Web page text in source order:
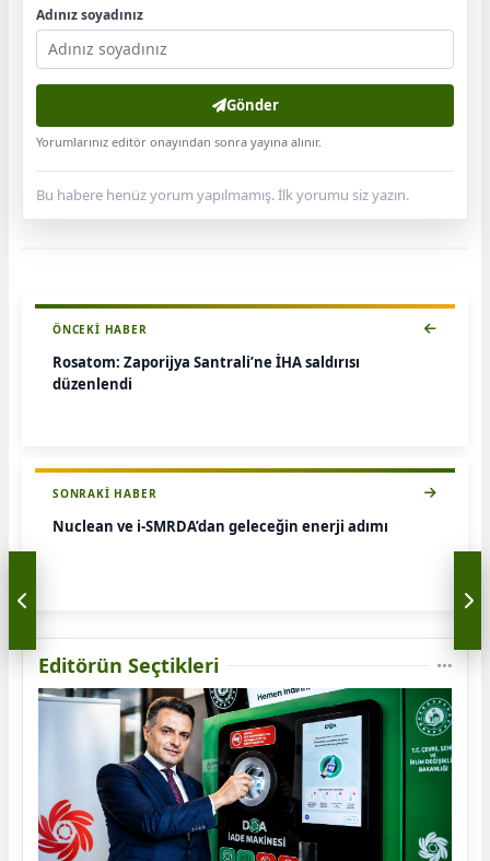
Adınız soyadınız
Gönder
Yorumlarınız editör onayından sonra yayına alınır.
Bu habere henüz yorum yapılmamış. İlk yorumu siz yazın.
ÖNCEKI HABER
Rosatom: Zaporijya Santrali’ne İHA saldırısı
düzenlendi
SONRAKI HABER
Nuclean ve i-SMRDA’dan geleceğin enerji adımı
Editörün Seçtikleri